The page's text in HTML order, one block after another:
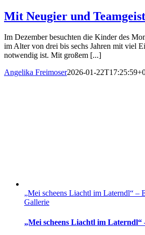
Mit Neugier und
Im Dezember besuchten die Kinder des
im Alter von drei bis sechs Jahren mit viel
notwendig ist. Mit großem [...]
Angelika Freimoser2026-01-
„Mei scheens Liachtl im Laterndl“ –
Gallerie
„Mei scheens Liachtl im Laterndl“